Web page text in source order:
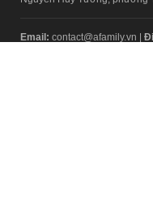
Email: contact@afamily.vn |